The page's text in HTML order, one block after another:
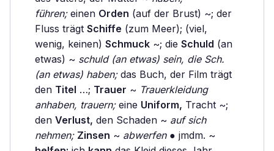
führen;einen Orden (auf der Brust) ~; der
Fluss trägt Schiffe (zum Meer); (viel,
wenig, keinen) Schmuck ~; die Schuld (an
etwas) ~ schuld (an etwas) sein, die Sch.
(an etwas) haben;das Buch, der Film trägt
den Titel …; Trauer ~ Trauerkleidung
anhaben, trauern;eine Uniform, Tracht ~;
den Verlust, den Schaden ~ auf sich
nehmen; Zinsen ~ abwerfen● jmdm. ~